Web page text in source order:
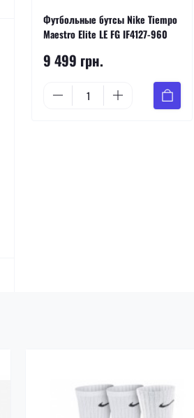
Футбольные бутсы Nike Tiempo
Maestro Elite LE FG IF4127-960
9 499 грн.